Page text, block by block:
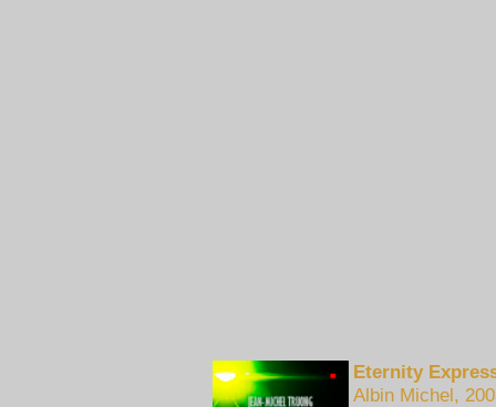
Eternity
Albin Michel,